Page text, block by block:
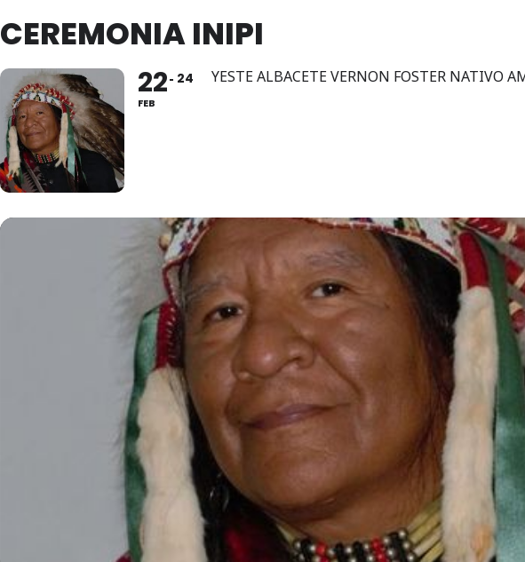
CEREMONIA INIPI
22
FEB
24 YESTE ALBACETE VERNON FOSTER NATIVO